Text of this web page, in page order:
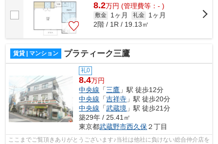
8.2万円 (管理費等：- )
敷金 1ヶ月 礼金
1ヶ月
2階 / 1R / 19.13㎡
賃貸 | マンション プラティーク三鷹
礼0
8.4万円
中央線 「三鷹 」駅 徒歩12分
中央線 「吉祥寺 」駅 徒歩20分
中央線 「武蔵境 」駅 徒歩21分
築29年 / 25.41㎡
東京都武蔵野市西久保２丁目
ここまでご覧頂きありがとうございます♪当社は他社に負けない総合仲介店を